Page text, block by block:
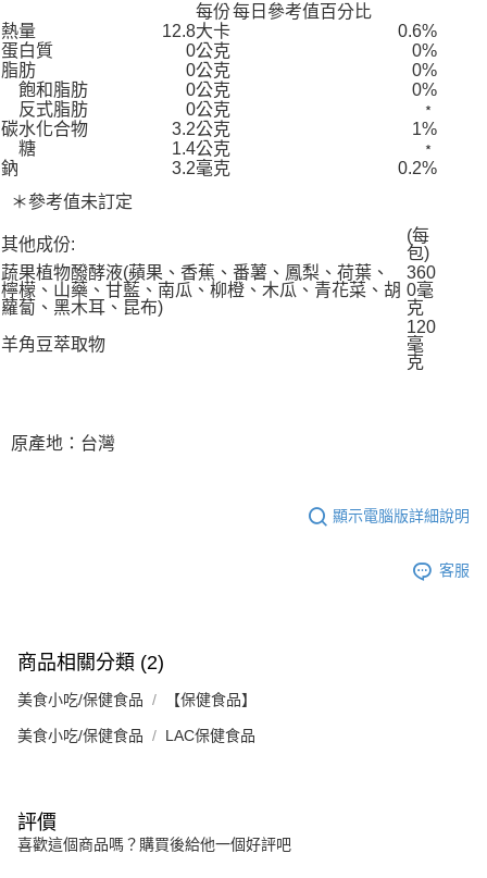
每份每日參考值百分比
熱量
12.8大卡
0.6%
蛋白質
0公克
0%
脂肪
0公克
0%
飽和脂肪
0公克
0%
反式脂肪
0公克
﹡
碳水化合物
3.2公克
1%
糖
1.4公克
﹡
鈉
3.2毫克
0.2%
＊參考值未訂定
其他成份:
(每
包)
蔬果植物醱酵液(蘋果、香蕉、番薯、鳳梨、荷葉、
檸檬、山藥、甘藍、南瓜、柳橙、木瓜、青花菜、胡
蘿蔔、黑木耳、昆布)
360
0毫
克
羊角豆萃取物
120
毫
克
原產地：台灣
顯示電腦版詳細說明
客服
商品相關分類 (2)
美食小吃/保健食品 【保健食品】
美食小吃/保健食品 LAC保健食品
評價
喜歡這個商品嗎？購買後給他一個好評吧